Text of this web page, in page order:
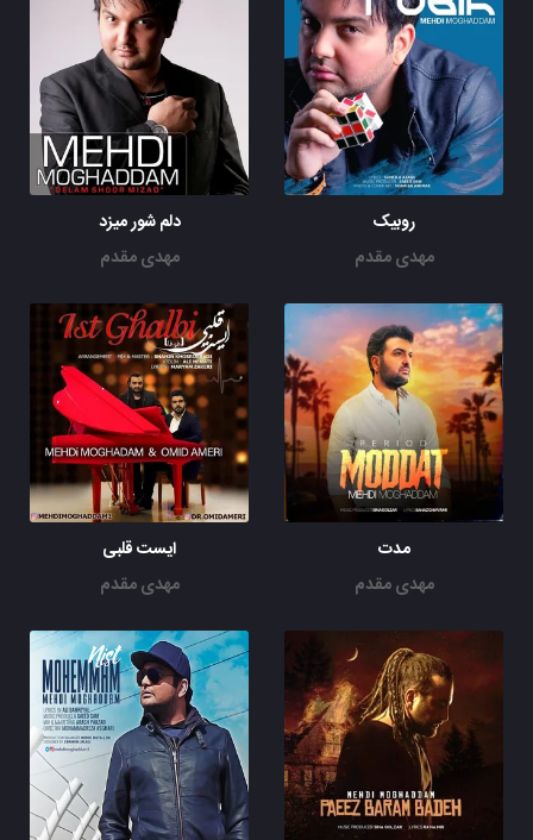
روبیک
مهدی مقدم
دلم شور ميزد
مهدی مقدم
مدت
مهدی مقدم
ایست قلبی
مهدی مقدم